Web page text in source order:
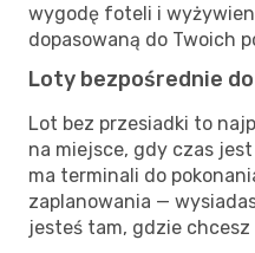
wygodę foteli i
dopasowaną do Twoich
Loty bezpośrednie
Lot bez przesiadki to
na miejsce, gdy czas
ma terminali do
zaplanowania —
jesteś tam, gdzie chcesz